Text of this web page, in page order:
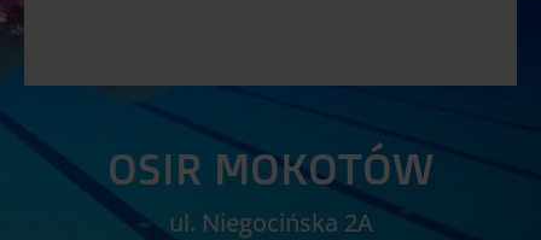
OSIR MOKOTÓW
ul. Niegocińska 2A